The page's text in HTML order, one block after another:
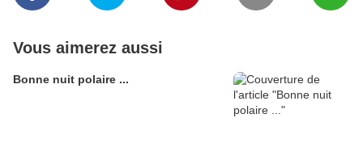
Vous aimerez aussi
Bonne nuit polaire ...